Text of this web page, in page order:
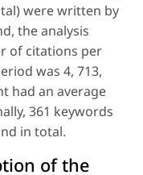
were written by
the analysis
of citations per
was 4, 713,
had an average
361 keywords
in total.
of the